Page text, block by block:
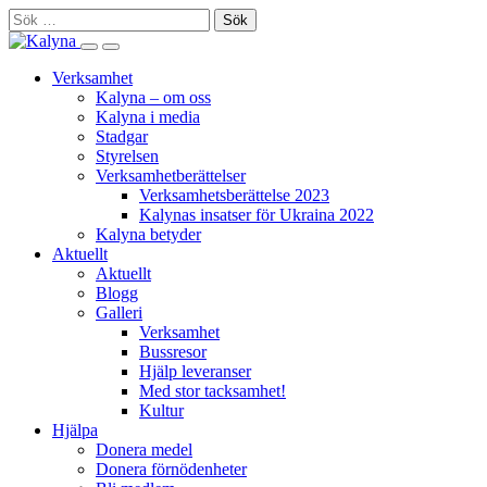
Skip
to
content
Sök
efter:
Search
site
Primary
Menu
Verksamhet
Kalyna – om oss
Kalyna i media
Stadgar
Styrelsen
Verksamhetberättelser
Verksamhetsberättelse 2023
Kalynas insatser för Ukraina 2022
Kalyna betyder
Aktuellt
Aktuellt
Blogg
Galleri
Verksamhet
Bussresor
Hjälp leveranser
Med stor tacksamhet!
Kultur
Hjälpa
Donera medel
Donera förnödenheter